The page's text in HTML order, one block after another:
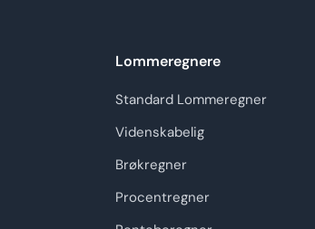
Lommeregnere
Standard Lommeregner
Videnskabelig
Brøkregner
Procentregner